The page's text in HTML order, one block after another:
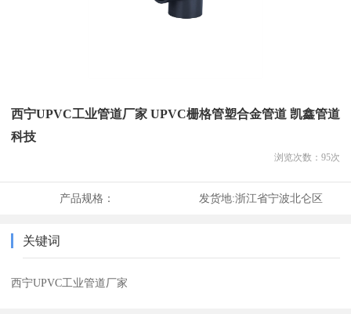
西宁UPVC工业管道厂家 UPVC栅格管塑合金管道 凯鑫管道
科技
浏览次数： 95次
产品规格： 发货地:浙江省宁波北仑区
关键词
西宁UPVC工业管道厂家